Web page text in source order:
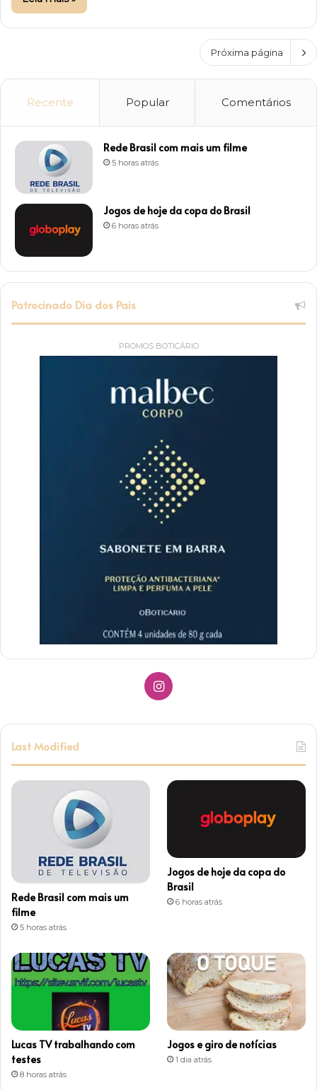
Próxima página
Recente Popular Comentários
Rede Brasil com mais um filme
5 horas atrás
Jogos de hoje da copa do Brasil
6 horas atrás
Patrocinado Dia dos Pais
PROMOS BOTICÁRIO
I
t
r
a
Last Modified
Rede Brasil com mais um
filme
5 horas atrás
Jogos de hoje da copa do
Brasil
6 horas atrás
Lucas TV trabalhando com
testes
8 horas atrás
Jogos e giro de notícias
1 dia atrás